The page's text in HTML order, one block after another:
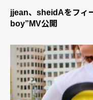
jjean、sheidAをフィ
boy”MV公開